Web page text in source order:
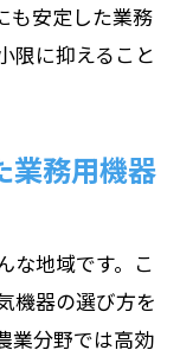
も安定した業務
限に抑えること
業務用機器
な地域です。こ
機器の選び方を
業分野では高効